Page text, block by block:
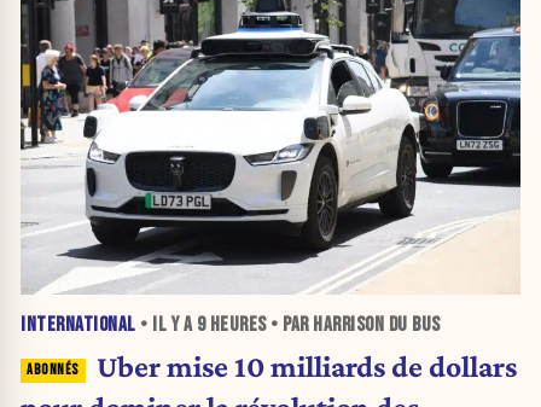
INTERNATIONAL • IL Y A 9 HEURES• PAR HARRISON DU BUS
Uber mise 10 milliards de dollars